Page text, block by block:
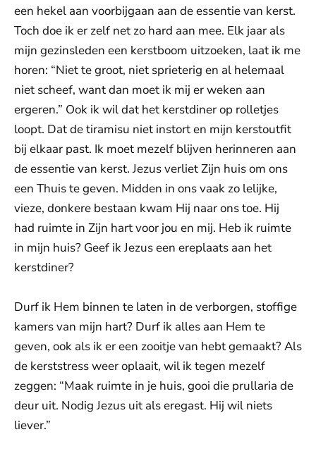
een hekel aan voorbijgaan aan de essentie van kerst.
Toch doe ik er zelf net zo hard aan mee. Elk jaar als
mijn gezinsleden een kerstboom uitzoeken, laat ik me
horen: “Niet te groot, niet sprieterig en al helemaal
niet scheef, want dan moet ik mij er weken aan
ergeren.” Ook ik wil dat het kerstdiner op rolletjes
loopt. Dat de tiramisu niet instort en mijn kerstoutfit
bij elkaar past. Ik moet mezelf blijven herinneren aan
de essentie van kerst. Jezus verliet Zijn huis om ons
een Thuis te geven. Midden in ons vaak zo lelijke,
vieze, donkere bestaan kwam Hij naar ons toe. Hij
had ruimte in Zijn hart voor jou en mij. Heb ik ruimte
in mijn huis? Geef ik Jezus een ereplaats aan het
kerstdiner?
Durf ik Hem binnen te laten in de verborgen, stoffige
kamers van mijn hart? Durf ik alles aan Hem te
geven, ook als ik er een zooitje van hebt gemaakt? Als
de kerststress weer oplaait, wil ik tegen mezelf
zeggen: “Maak ruimte in je huis, gooi die prullaria de
deur uit. Nodig Jezus uit als eregast. Hij wil niets
liever.”